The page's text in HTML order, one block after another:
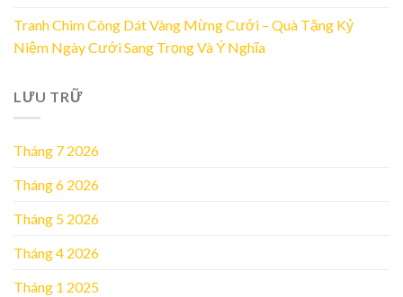
Tranh Chim Công Dát Vàng Mừng Cưới – Quà Tặng Kỷ
Niệm Ngày Cưới Sang Trọng Và Ý Nghĩa
LƯU TRỮ
Tháng 7 2026
Tháng 6 2026
Tháng 5 2026
Tháng 4 2026
Tháng 1 2025